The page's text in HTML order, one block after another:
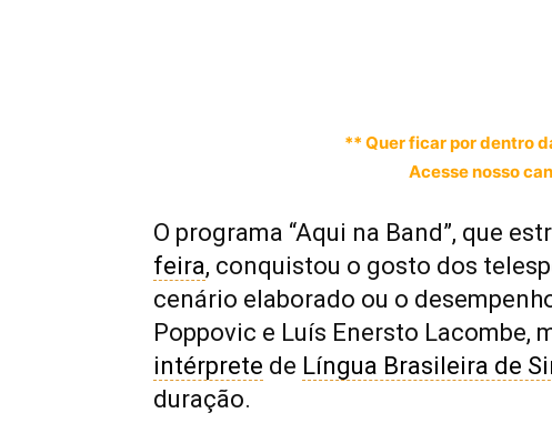
** Quer ficar por dentro
Acesse nosso
O programa “Aqui na Band”, que
feira, conquistou o gosto dos
cenário elaborado ou o
Poppovic e Luís Enersto Lacombe,
intérprete de Língua Brasileira de
duração.